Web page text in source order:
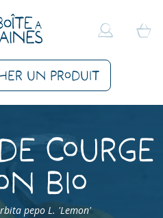
un produit
Courge
Bio
pepo L. 'Lemon'